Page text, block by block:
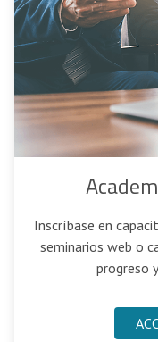
Inscríbase en
seminarios web o
progreso